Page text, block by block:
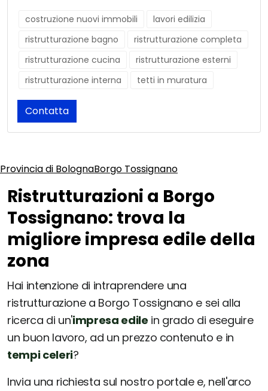
costruzione nuovi immobili
lavori edilizia
ristrutturazione bagno
ristrutturazione completa
ristrutturazione cucina
ristrutturazione esterni
ristrutturazione interna
tetti in muratura
Contatta
Provincia di BolognaBorgo Tossignano
Ristrutturazioni a Borgo
Tossignano: trova la
migliore impresa edile della
zona
Hai intenzione di intraprendere una
ristrutturazione a Borgo Tossignano e sei alla
ricerca di un'impresa edile in grado di eseguire
un buon lavoro, ad un prezzo contenuto e in
tempi celeri?
Invia una richiesta sul nostro portale e, nell'arco